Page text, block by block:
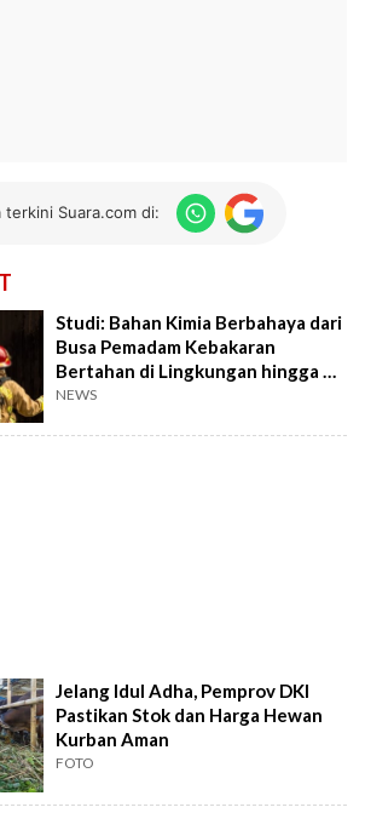
terkini Suara.com di:
Studi: Bahan Kimia Berbahaya dari
Busa Pemadam Kebakaran
Bertahan di Lingkungan hingga 33
Tahun
NEWS
Jelang Idul Adha, Pemprov DKI
Pastikan Stok dan Harga Hewan
Kurban Aman
FOTO